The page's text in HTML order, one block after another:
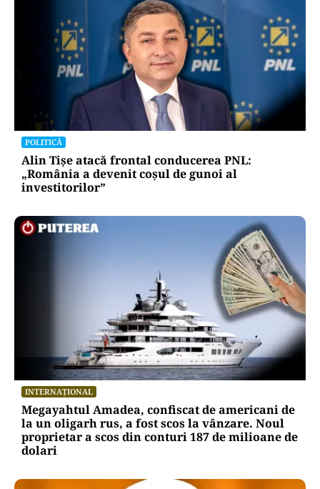
POLITICĂ
Alin Tișe atacă frontal conducerea PNL:
„România a devenit coșul de gunoi al
investitorilor”
INTERNAȚIONAL
Megayahtul Amadea, confiscat de americani de
la un oligarh rus, a fost scos la vânzare. Noul
proprietar a scos din conturi 187 de milioane de
dolari